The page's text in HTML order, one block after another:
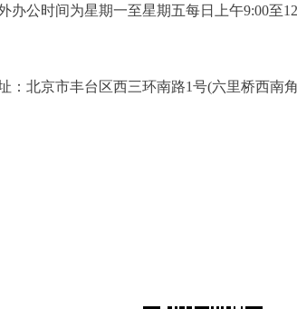
时间为星期一至星期五每日上午9:00至
京市丰台区西三环南路1号(六里桥西南角)